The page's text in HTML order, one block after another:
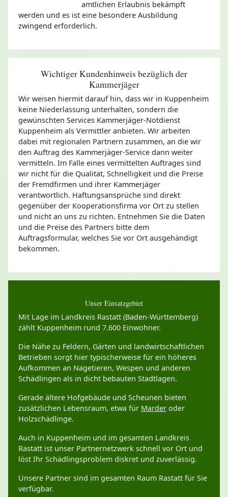
amtlichen Erlaubnis bekämpft
werden und es ist eine besondere Ausbildung
zwingend erforderlich.
Wichtiger Kundenhinweis bezüglich der
Kammerjäger
Wir weisen hiermit darauf hin, dass wir in Kuppenheim
keine Niederlassung unterhalten, sondern die
gewünschten Services Kammerjäger-Notdienst
Kuppenheim als Vermittler anbieten. Wir arbeiten
dabei mit regionalen Partnern zusammen, an die wir
den Auftrag des Kammerjäger-Service dann weiter
vermitteln. Im Falle eines vermittelten Auftrages sind
wir nicht für die Qualität, Schnelligkeit und die Preise
der Fremdfirmen und ihrer Kammerjäger
verantwortlich. Haftungsansprüche sind direkt
gegenüber der Kooperationsfirma vor Ort zu stellen
und nicht an uns zu richten. Entnehmen Sie die Daten
und die Preise des Partners bitte dem
Auftragsformular, welches Sie vor Ort ausgehändigt
bekommen.
Unser Einsatzgebiet
Mit Lage im Landkreis Rastatt (Baden-Württemberg)
zählt Kuppenheim rund 7.600 Einwohner.
Die Nähe zu Feldern, Gärten und landwirtschaftlichen
Betrieben sorgt hier typischerweise für ein höheres
Aufkommen an Nagetieren, Wespen und anderen
Schädlingen als in dicht bebauten Stadtlagen.
Gerade ältere Hofgebäude und Scheunen bieten
zusätzlichen Lebensraum, etwa für Marder oder
Holzschädlinge.
Auch in Kuppenheim und im gesamten Landkreis
Rastatt ist unser Partnernetzwerk schnell vor Ort und
löst Ihr Schädlingsproblem diskret und zuverlässig.
Unsere Partner sind im gesamten Raum Rastatt für Sie
verfügbar.